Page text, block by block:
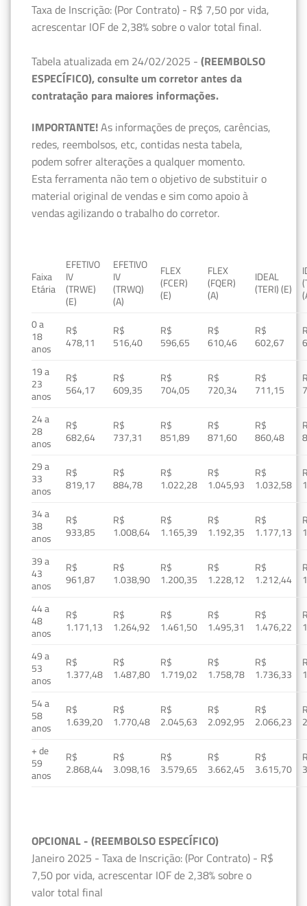
Taxa de Inscrição: (Por Contrato) - R$ 7,50 por vida,
acrescentar IOF de 2,38% sobre o valor total final.
Tabela atualizada em 24/02/2025 - (REEMBOLSO
ESPECÍFICO), consulte um corretor antes da
contratação para maiores informações.
IMPORTANTE!As informações de preços, carências,
redes, reembolsos, etc, contidas nesta tabela,
podem sofrer alterações a qualquer momento.
Esta ferramenta não tem o objetivo de substituir o
material original de vendas e sim como apoio à
vendas agilizando o trabalho do corretor.
Faixa
Etária
EFETIVO
IV
(TRWE)
(E)
EFETIVO
IV
(TRWQ)
(A)
FLEX
(FCER)
(E)
FLEX
(FQER)
(A)
IDEAL
(TERI) (E)
0 a
18
anos
R$
478,11
R$
516,40
R$
596,65
R$
610,46
R$
602,67
19 a
23
anos
R$
564,17
R$
609,35
R$
704,05
R$
720,34
R$
711,15
24 a
28
anos
R$
682,64
R$
737,31
R$
851,89
R$
871,60
R$
860,48
29 a
33
anos
R$
819,17
R$
884,78
R$
1.022,28
R$
1.045,93
R$
1.032,58
34 a
38
anos
R$
933,85
R$
1.008,64
R$
1.165,39
R$
1.192,35
R$
1.177,13
39 a
43
anos
R$
961,87
R$
1.038,90
R$
1.200,35
R$
1.228,12
R$
1.212,44
44 a
48
anos
R$
1.171,13
R$
1.264,92
R$
1.461,50
R$
1.495,31
R$
1.476,22
49 a
53
anos
R$
1.377,48
R$
1.487,80
R$
1.719,02
R$
1.758,78
R$
1.736,33
54 a
58
anos
R$
1.639,20
R$
1.770,48
R$
2.045,63
R$
2.092,95
R$
2.066,23
+ de
59
anos
R$
2.868,44
R$
3.098,16
R$
3.579,65
R$
3.662,45
R$
3.615,70
OPCIONAL - (REEMBOLSO ESPECÍFICO)
Janeiro 2025 - Taxa de Inscrição: (Por Contrato) - R$
7,50 por vida, acrescentar IOF de 2,38% sobre o
valor total final